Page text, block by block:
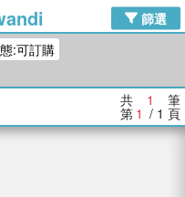
野圭吾 高希均教授回憶錄
、 父親節 、 如果歷
喵 、 暑期推薦
、 數學女孩：黎曼猜想 、
神經
篩選
:可訂購
共 1 筆
第 1 / 1 頁